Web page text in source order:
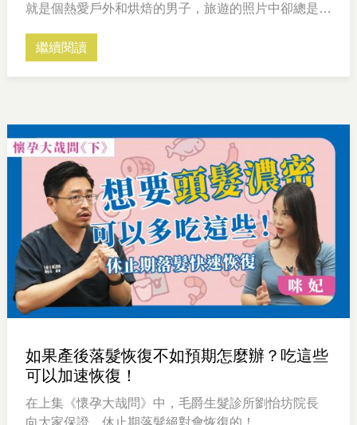
就是個熱愛戶外和烘焙的男子，旅遊的照片中卻總是少
了毛爵來完成這件人生大事，他在可愛的月餅上畫了茂
繼續閱讀
如果產後落髮恢復不如預期怎麼辦？吃這些
可以加速恢復！
在上集《懷孕大哉問》中，毛爵生髮診所劉怡坊院長
向大家保證，休止期落髮絕對會恢復的！